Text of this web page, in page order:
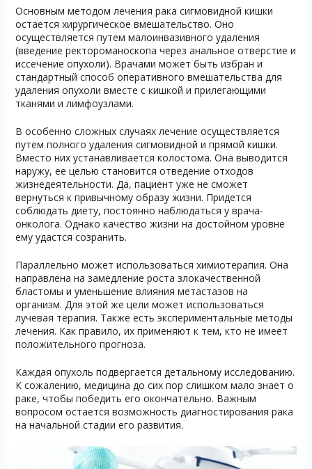
Основным методом лечения рака сигмовидной кишки
остается хирургическое вмешательство. Оно
осуществляется путем малоинвазивного удаления
(введение ректороманоскопа через анальное отверстие и
иссечение опухоли). Врачами может быть избран и
стандартный способ оперативного вмешательства для
удаления опухоли вместе с кишкой и прилегающими
тканями и лимфоузлами.
В особенно сложных случаях лечение осуществляется
путем полного удаления сигмовидной и прямой кишки.
Вместо них устанавливается колостома. Она выводится
наружу, ее целью становится отведение отходов
жизнедеятельности. Да, пациент уже не сможет
вернуться к привычному образу жизни. Придется
соблюдать диету, постоянно наблюдаться у врача-
онколога. Однако качество жизни на достойном уровне
ему удастся созранить.
Параллельно может использоваться химиотерапия. Она
направлена на замедление роста злокачественной
бластомы и уменьшение влияния метастазов на
организм. Для этой же цели может использоваться
лучевая терапия. Также есть экспериментальные методы
лечения. Как правило, их применяют к тем, кто не имеет
положительного прогноза.
Каждая опухоль подвергается детальному исследованию.
К сожалению, медицина до сих пор слишком мало знает о
раке, чтобы победить его окончательно. Важным
вопросом остается возможность диагностирования рака
на начальной стадии его развития.